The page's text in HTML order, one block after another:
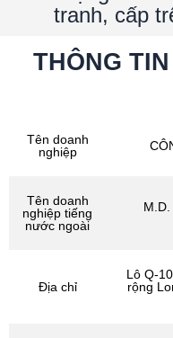
tranh, cấp
THÔNG
Tên doanh
nghiệp
Tên doanh
nghiệp tiếng
nước ngoài
Địa chỉ
Lô Q-
rộng